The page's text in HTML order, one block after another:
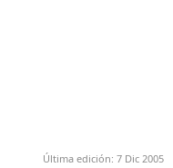
Última edición: 7 Dic 2005